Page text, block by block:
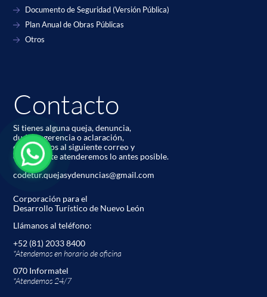
Documento de Seguridad (Versión Pública)
Plan Anual de Obras Públicas
Otros
Contacto
Si tienes alguna queja, denuncia,
duda, sugerencia o aclaración,
contáctanos al siguiente correo y
con gusto te atenderemos lo antes posible.
codetur.quejasydenuncias@gmail.com
Corporación para el
Desarrollo Turístico de Nuevo León
Llámanos al teléfono:
+52 (81) 2033 8400
*Atendemos en horario de oﬁcina
070 Informatel
*Atendemos 24/7